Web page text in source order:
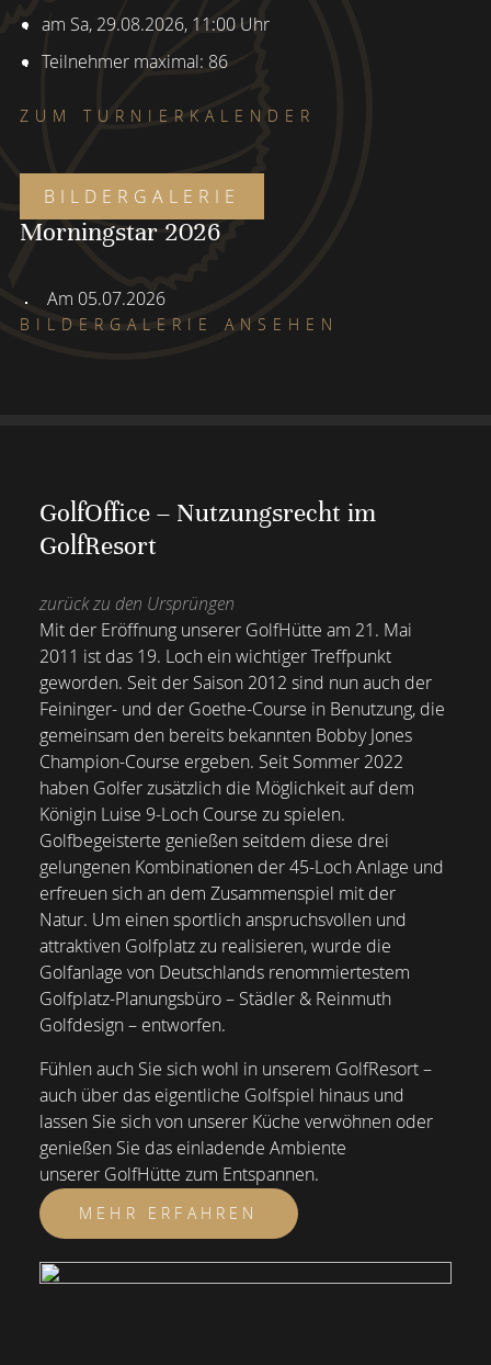
am Sa, 29.08.2026, 11:00 Uhr
Teilnehmer maximal: 86
ZUM TURNIERKALENDER
BILDERGALERIE
Morningstar 2026
Am 05.07.2026
BILDERGALERIE ANSEHEN
GolfOffice – Nutzungsrecht im
GolfResort
zurück zu den Ursprüngen
Mit der Eröffnung unserer GolfHütte am 21. Mai
2011 ist das 19. Loch ein wichtiger Treffpunkt
geworden. Seit der Saison 2012 sind nun auch der
Feininger- und der Goethe-Course in Benutzung, die
gemeinsam den bereits bekannten Bobby Jones
Champion-Course ergeben. Seit Sommer 2022
haben Golfer zusätzlich die Möglichkeit auf dem
Königin Luise 9-Loch Course zu spielen.
Golfbegeisterte genießen seitdem diese drei
gelungenen Kombinationen der 45-Loch Anlage und
erfreuen sich an dem Zusammenspiel mit der
Natur. Um einen sportlich anspruchsvollen und
attraktiven Golfplatz zu realisieren, wurde die
Golfanlage von Deutschlands renommiertestem
Golfplatz-Planungsbüro – Städler & Reinmuth
Golfdesign – entworfen.
Fühlen auch Sie sich wohl in unserem GolfResort –
auch über das eigentliche Golfspiel hinaus und
lassen Sie sich von unserer Küche verwöhnen oder
genießen Sie das einladende Ambiente
unserer GolfHütte zum Entspannen.
MEHR ERFAHREN